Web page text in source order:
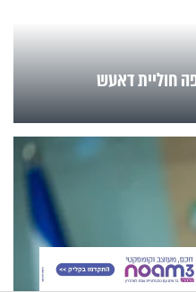
חוליית דאעש